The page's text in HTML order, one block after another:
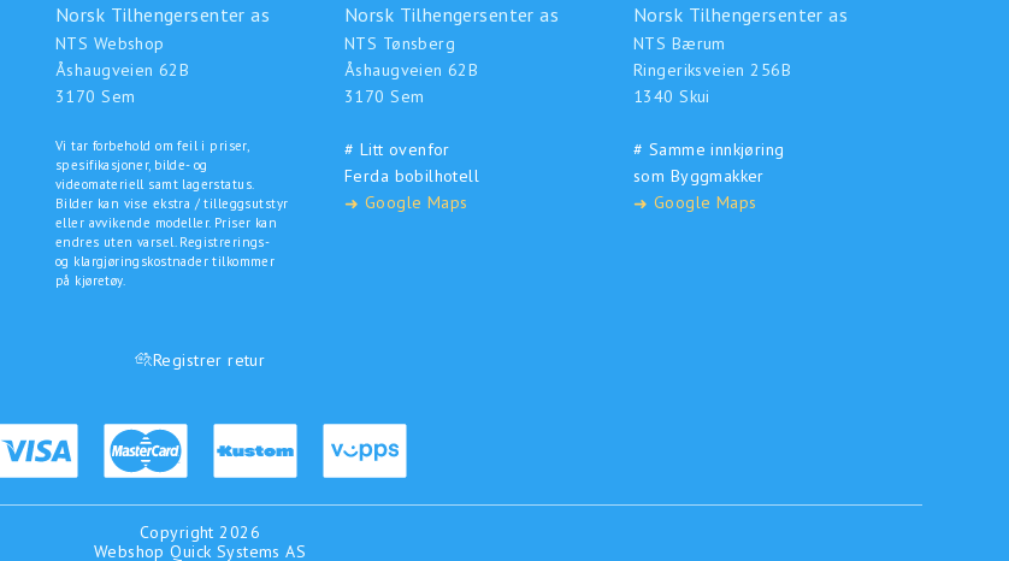
Norsk Tilhengersenter as
NTS Webshop
Åshaugveien 62B
3170 Sem
Vi tar forbehold om feil i priser,
spesifikasjoner, bilde- og
videomateriell samt lagerstatus.
Bilder kan vise ekstra / tilleggsutstyr
eller avvikende modeller. Priser kan
endres uten varsel. Registrerings-
og klargjøringskostnader tilkommer
på kjøretøy.
Norsk Tilhengersenter as
NTS Tønsberg
Åshaugveien 62B
3170 Sem
# Litt ovenfor
Ferda bobilhotell
➜ Google Maps
Norsk Tilhengersenter as
NTS Bærum
Ringeriksveien 256B
1340 Skui
# Samme innkjøring
som Byggmakker
➜ Google Maps
Registrer retur
Copyright 2026
WebshopQuick Systems AS